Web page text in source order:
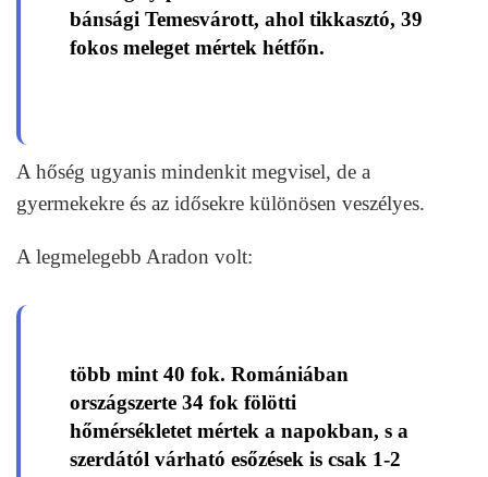
bánsági Temesvárott, ahol tikkasztó, 39
fokos meleget mértek hétfőn.
A hőség ugyanis mindenkit megvisel, de a
gyermekekre és az idősekre különösen veszélyes.
A legmelegebb Aradon volt:
több mint 40 fok. Romániában
országszerte 34 fok fölötti
hőmérsékletet mértek a napokban, s a
szerdától várható esőzések is csak 1-2